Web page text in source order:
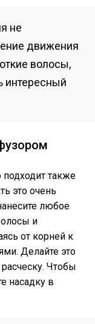
не
движения
волосы,
интересный
подходит также
это очень
любое
и
от корней к
Делайте это
Чтобы
насадку в